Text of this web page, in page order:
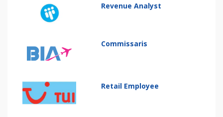
Revenue Analyst
Commissaris
Retail Employee